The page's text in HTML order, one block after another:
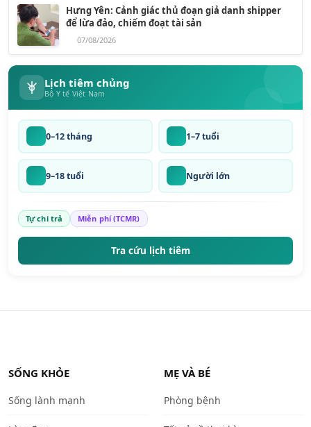
Hưng Yên: Cảnh giác thủ đoạn giả danh shipper
để lừa đảo, chiếm đoạt tài sản
07/08/2026
Lịch tiêm chủng
Bộ Y tế Việt Nam
0–12 tháng 1–7 tuổi
9–18 tuổi Người lớn
Tự chi trả Miễn phí (TCMR)
Tra cứu lịch tiêm
SỐNG KHỎE
Sống lành mạnh
MẸ VÀ BÉ
Phòng bệnh